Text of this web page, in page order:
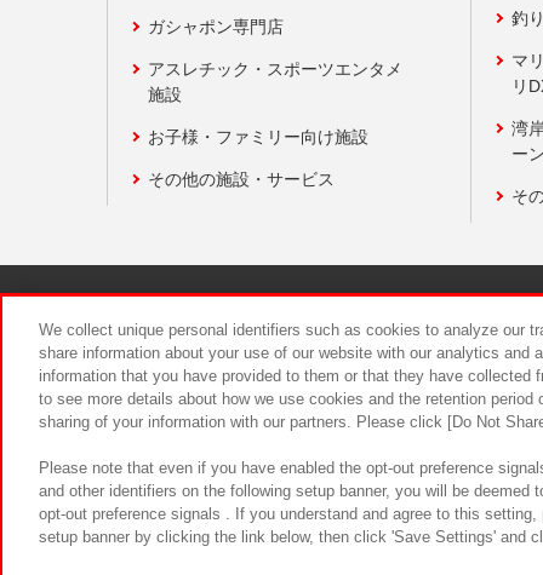
ガシャポン専門店
アスレチック・スポーツエンタメ
施設
お子様・ファミリー向け施設
その他の施設・サービス
釣
マ
リ
湾
ー
そ
食品のご
We collect unique personal identifiers such as cookies to analyze our
share information about your use of our website with our analytics and
information that you have provided to them or that they have
to see more details about how we use cookies and the retention
sharing of your information with our partners. Please click [Do Not
Please note that even if you have enabled the opt-out preference
and other identifiers on the following setup banner, you will be
opt-out preference signals . If you understand and agree to this
setup banner by clicking the link below, then click 'Save Settings' and